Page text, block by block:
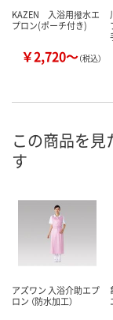
KAZEN 入浴用撥水エ
プロン(ポーチ付き)
￥2,720～（税込）
この商品を
す
アズワン 入浴介助エプ
ロン （防水加工）